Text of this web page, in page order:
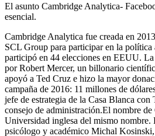
El asunto Cambridge Analytica-
esencial.
Cambridge Analytica fue creada en
SCL Group para participar en la política
participó en 44 elecciones en EEUU. La
por Robert Mercer, un billonario
apoyó a Ted Cruz e hizo la mayor
campaña de 2016: 11 millones de
jefe de estrategia de la Casa Blanca con
consejo de administración.El nombre de
Universidad inglesa del mismo nombre.
psicólogo y académico Michal Kosinski,